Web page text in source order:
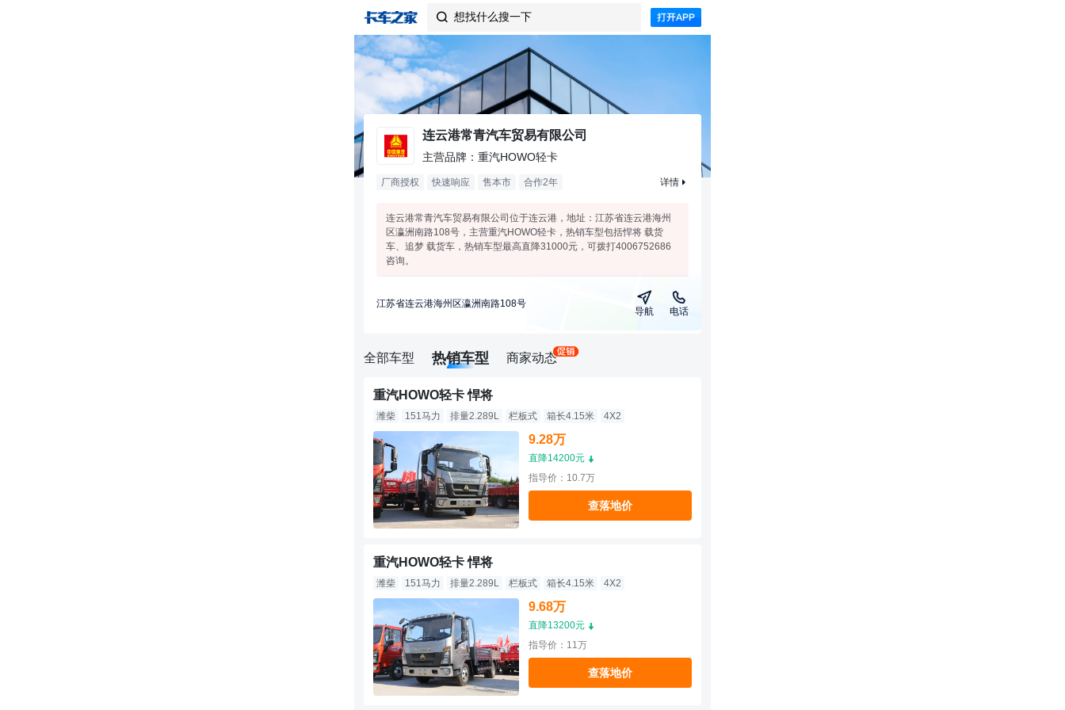
 想找什么搜一下
连云港常青汽车贸易有限公司
主营品牌：重汽HOWO轻卡
厂商授权 快速响应 售本市 合作2年 详情
连云港常青汽车贸易有限公司位于连云港，地址：江苏省连云港海州
区瀛洲南路108号，主营重汽HOWO轻卡，热销车型包括悍将 载货
车、追梦 载货车，热销车型最高直降31000元，可拨打4006752686
咨询。
江苏省连云港海州区瀛洲南路108号
导航 电话
全部车型 热销车型 商家动态
重汽HOWO轻卡 悍将
潍柴 151马力 排量2.289L 栏板式 箱长4.15米 4X2
9.28万
直降14200元
指导价：10.7万
查落地价
重汽HOWO轻卡 悍将
潍柴 151马力 排量2.289L 栏板式 箱长4.15米 4X2
9.68万
直降13200元
指导价：11万
查落地价